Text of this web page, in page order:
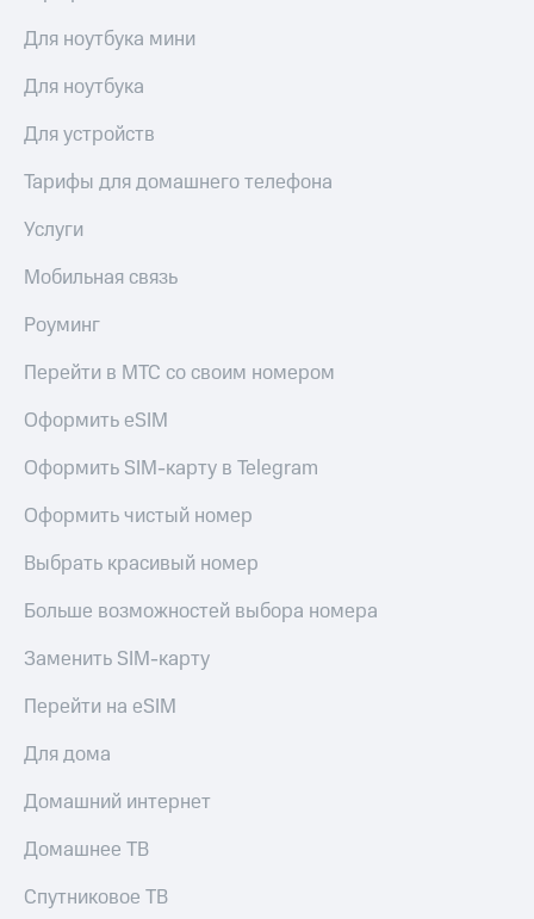
Для ноутбука мини
Для ноутбука
Для устройств
Тарифы для домашнего телефона
Услуги
Мобильная связь
Роуминг
Перейти в МТС со своим номером
Оформить eSIM
Оформить SIM-карту в Telegram
Оформить чистый номер
Выбрать красивый номер
Больше возможностей выбора номера
Заменить SIM-карту
Перейти на eSIM
Для дома
Домашний интернет
Домашнее ТВ
Спутниковое ТВ